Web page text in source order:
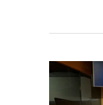
Formación
Igualdad